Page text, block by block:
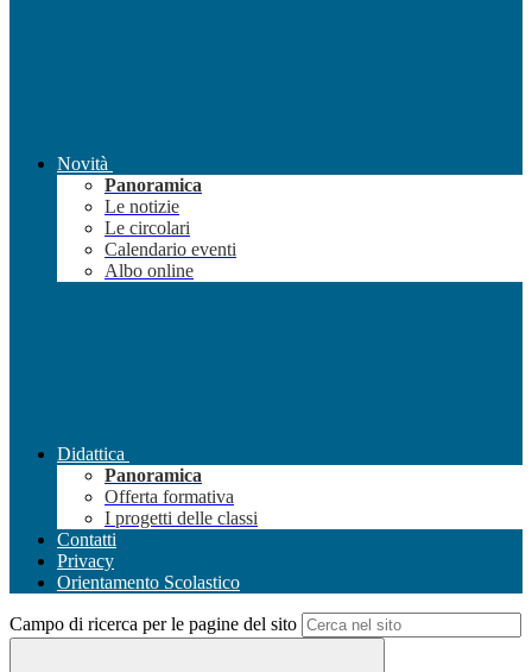
Novità
Panoramica
Le notizie
Le circolari
Calendario eventi
Albo online
Didattica
Panoramica
Offerta formativa
I progetti delle classi
Contatti
Privacy
Orientamento Scolastico
Campo di ricerca per le pagine del sito